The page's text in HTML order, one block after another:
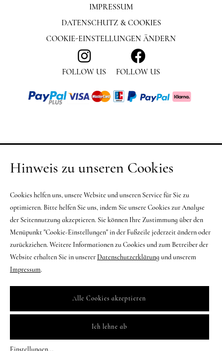
FOLLOW US FOLLOW US
IMPRESSUM
DATENSCHUTZ & COOKIES
COOKIE-EINSTELLUNGEN ÄNDERN
Hinweis zu unseren Cookies
Cookies helfen uns, unsere Website und unseren Service für Sie zu
optimieren. Bitte helfen Sie uns, indem Sie unsere Cookies zur Analyse
der Seitennutzung akzeptieren. Sie können Ihre Zustimmung über den
Menüpunkt "Cookie-Einstellungen" in der Fußzeile jederzeit ändern oder
zurückziehen. Weitere Informationen zu Cookies und zum Betreiber der
Website erhalten Sie in unsererDatenschutzerklärung und unserem
Impressum.
Einstellungen...
Ich lehne ab
Alle Cookies akzeptieren